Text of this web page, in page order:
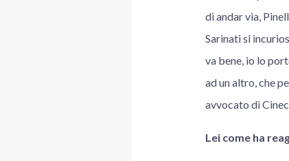
di andar via,
Sarinati si
va bene, io lo
ad un altro, che
avvocato di
Lei come ha